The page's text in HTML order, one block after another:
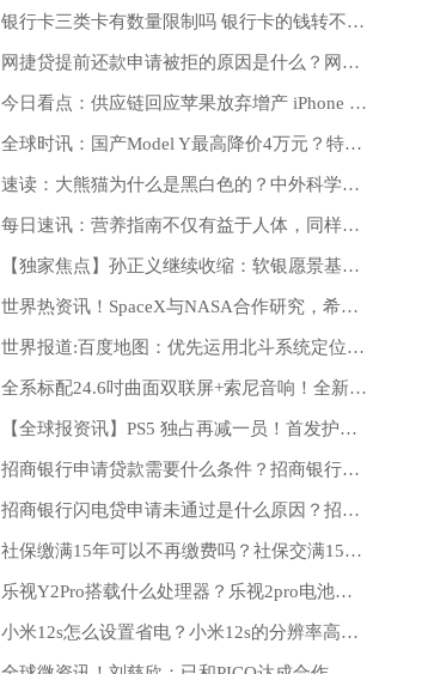
银行卡三类卡有数量限制吗 银行卡的钱转不出来是怎么回事
网捷贷提前还款申请被拒的原因是什么？网捷贷有额度为什么审核不通过？
今日看点：供应链回应苹果放弃增产 iPhone 14：总量订单并没有调整 Pro 量更大
全球时讯：国产Model Y最高降价4万元？特斯拉中国：不实消息
速读：大熊猫为什么是黑白色的？中外科学家研究清楚了
每日速讯：营养指南不仅有益于人体，同样有益于地球
【独家焦点】孙正义继续收缩：软银愿景基金开启裁员，比例或高达30%
世界热资讯！SpaceX与NASA合作研究，希望抬升轨道延长哈勃望远镜寿命
世界报道:百度地图：优先运用北斗系统定位，日定位量首破1000亿
全系标配24.6吋曲面双联屏+索尼音响！全新一代瑞虎7 PLUS太“非凡”！
【全球报资讯】PS5 独占再减一员！首发护航作《麻布仔大冒险》即将登陆 PC
招商银行申请贷款需要什么条件？招商银行贷款审批通过多久放款？
招商银行闪电贷申请未通过是什么原因？招商银行闪电贷可以分多少期？
社保缴满15年可以不再缴费吗？社保交满15年每月领多少钱？
乐视Y2Pro搭载什么处理器？乐视2pro电池容量是多少？
小米12s怎么设置省电？小米12s的分辨率高吗？